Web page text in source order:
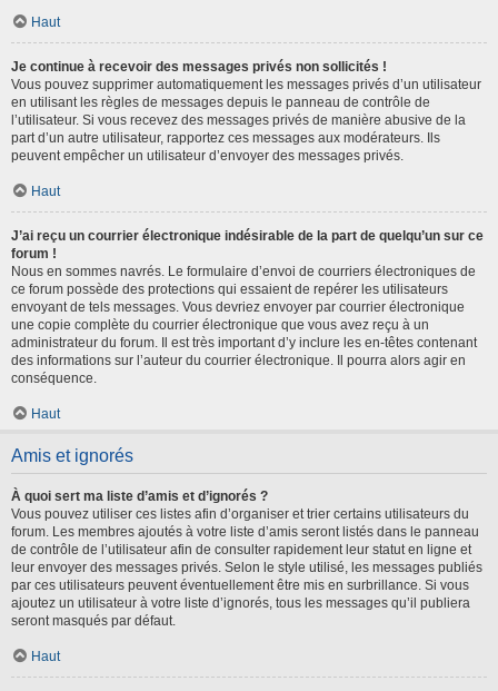
Haut
Je continue à recevoir des messages privés non sollicités !
Vous pouvez supprimer automatiquement les messages privés d’un utilisateur
en utilisant les règles de messages depuis le panneau de contrôle de
l’utilisateur. Si vous recevez des messages privés de manière abusive de la
part d’un autre utilisateur, rapportez ces messages aux modérateurs. Ils
peuvent empêcher un utilisateur d’envoyer des messages privés.
Haut
J’ai reçu un courrier électronique indésirable de la part de quelqu’un sur ce
forum !
Nous en sommes navrés. Le formulaire d’envoi de courriers électroniques de
ce forum possède des protections qui essaient de repérer les utilisateurs
envoyant de tels messages. Vous devriez envoyer par courrier électronique
une copie complète du courrier électronique que vous avez reçu à un
administrateur du forum. Il est très important d’y inclure les en-têtes contenant
des informations sur l’auteur du courrier électronique. Il pourra alors agir en
conséquence.
Haut
Amis et ignorés
À quoi sert ma liste d’amis et d’ignorés ?
Vous pouvez utiliser ces listes afin d’organiser et trier certains utilisateurs du
forum. Les membres ajoutés à votre liste d’amis seront listés dans le panneau
de contrôle de l’utilisateur afin de consulter rapidement leur statut en ligne et
leur envoyer des messages privés. Selon le style utilisé, les messages publiés
par ces utilisateurs peuvent éventuellement être mis en surbrillance. Si vous
ajoutez un utilisateur à votre liste d’ignorés, tous les messages qu’il publiera
seront masqués par défaut.
Haut